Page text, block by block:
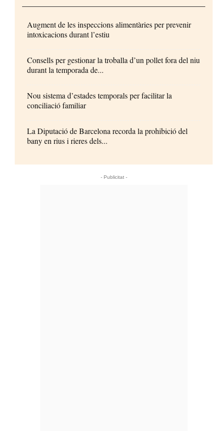
Augment de les inspeccions alimentàries per prevenir
intoxicacions durant l’estiu
Consells per gestionar la troballa d’un pollet fora del niu
durant la temporada de...
Nou sistema d’estades temporals per facilitar la
conciliació familiar
La Diputació de Barcelona recorda la prohibició del
bany en rius i rieres dels...
- Publicitat -